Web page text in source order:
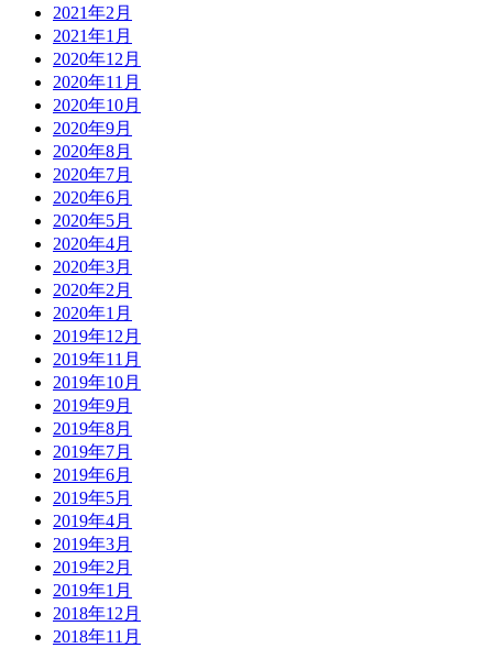
2021年2月
2021年1月
2020年12月
2020年11月
2020年10月
2020年9月
2020年8月
2020年7月
2020年6月
2020年5月
2020年4月
2020年3月
2020年2月
2020年1月
2019年12月
2019年11月
2019年10月
2019年9月
2019年8月
2019年7月
2019年6月
2019年5月
2019年4月
2019年3月
2019年2月
2019年1月
2018年12月
2018年11月